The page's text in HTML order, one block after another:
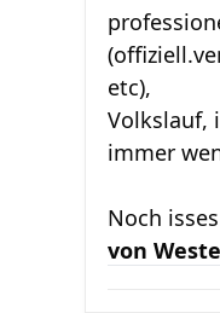
etc),
Volkslauf,
immer
Noch
von